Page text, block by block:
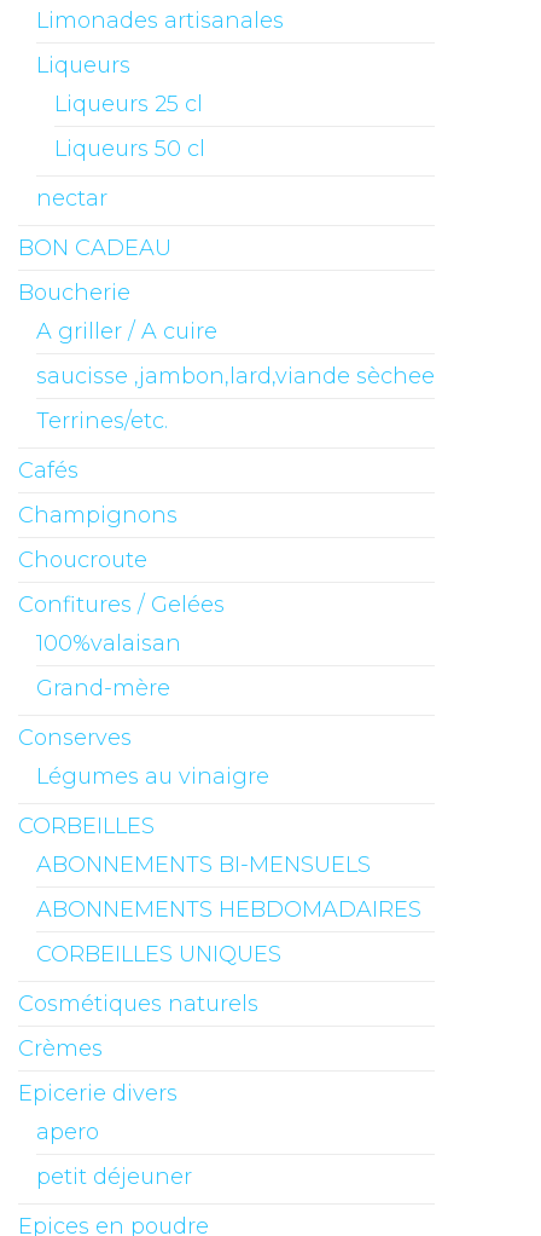
Limonades artisanales
Liqueurs
Liqueurs 25 cl
Liqueurs 50 cl
nectar
BON CADEAU
Boucherie
A griller / A cuire
saucisse ,jambon,lard,viande sèchee
Terrines/etc.
Cafés
Champignons
Choucroute
Confitures / Gelées
100%valaisan
Grand-mère
Conserves
Légumes au vinaigre
CORBEILLES
ABONNEMENTS BI-MENSUELS
ABONNEMENTS HEBDOMADAIRES
CORBEILLES UNIQUES
Cosmétiques naturels
Crèmes
Epicerie divers
apero
petit déjeuner
Epices en poudre